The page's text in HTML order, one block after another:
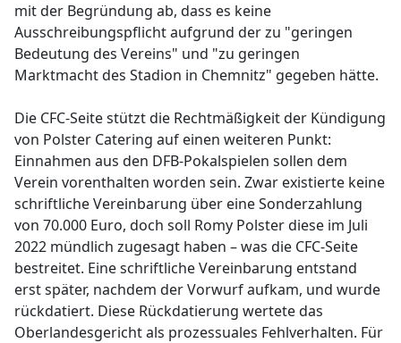
mit der Begründung ab, dass es keine
Ausschreibungspflicht aufgrund der zu "geringen
Bedeutung des Vereins" und "zu geringen
Marktmacht des Stadion in Chemnitz" gegeben hätte.
Die CFC-Seite stützt die Rechtmäßigkeit der Kündigung
von Polster Catering auf einen weiteren Punkt:
Einnahmen aus den DFB-Pokalspielen sollen dem
Verein vorenthalten worden sein. Zwar existierte keine
schriftliche Vereinbarung über eine Sonderzahlung
von 70.000 Euro, doch soll Romy Polster diese im Juli
2022 mündlich zugesagt haben – was die CFC-Seite
bestreitet. Eine schriftliche Vereinbarung entstand
erst später, nachdem der Vorwurf aufkam, und wurde
rückdatiert. Diese Rückdatierung wertete das
Oberlandesgericht als prozessuales Fehlverhalten. Für